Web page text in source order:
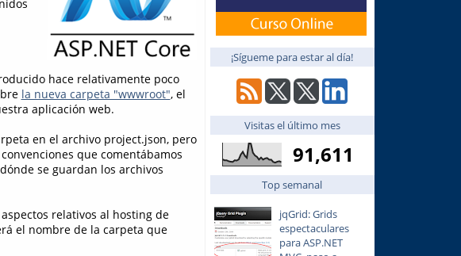
hace relativamente poco
la nueva carpeta "wwwroot", el
aplicación web.
en el archivo project.json, pero
que comentábamos
se guardan los archivos
relativos al hosting de
el nombre de la carpeta que
¡Sígueme para estar al día!
Visitas el último mes
91,611
Top semanal
jqGrid: Grids
espectaculares
para ASP.NET